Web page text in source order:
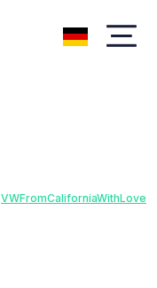
VWFromCaliforniaWithLove